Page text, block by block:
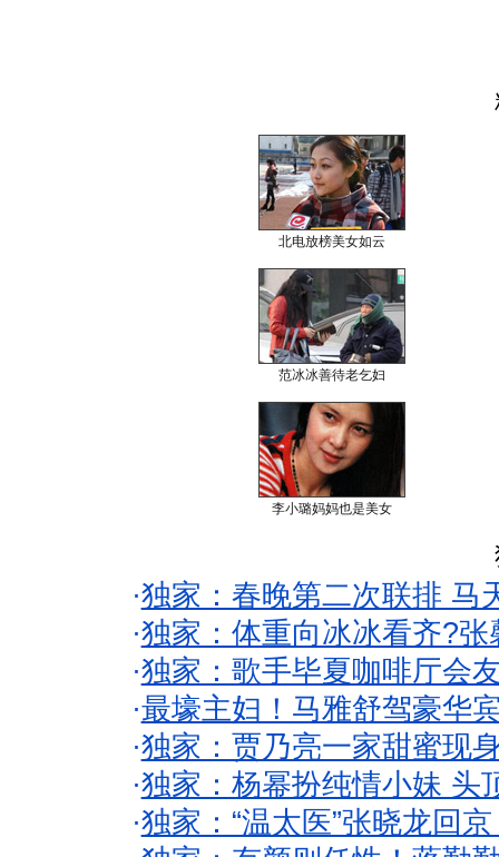
北电放榜美女如云
范冰冰善待老乞妇
李小璐妈妈也是美女
·独家：春晚第二次联排 马
·独家：体重向冰冰看齐?
·独家：歌手毕夏咖啡厅会
·最壕主妇！马雅舒驾豪华
·独家：贾乃亮一家甜蜜现
·独家：杨幂扮纯情小妹 头
·独家：“温太医”张晓龙回